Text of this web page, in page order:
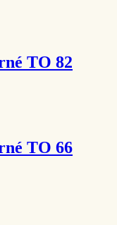
TO 82
TO 66